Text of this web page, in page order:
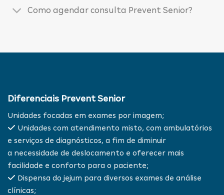
Como agendar consulta Prevent Senior?
Diferenciais Prevent Senior
Unidades focadas em exames por imagem;
Unidades com atendimento misto, com ambulatórios
e serviços de diagnósticos, a fim de diminuir
a necessidade de deslocamento e oferecer mais
facilidade e conforto para o paciente;
Dispensa do jejum para diversos exames de análise
clínicas;